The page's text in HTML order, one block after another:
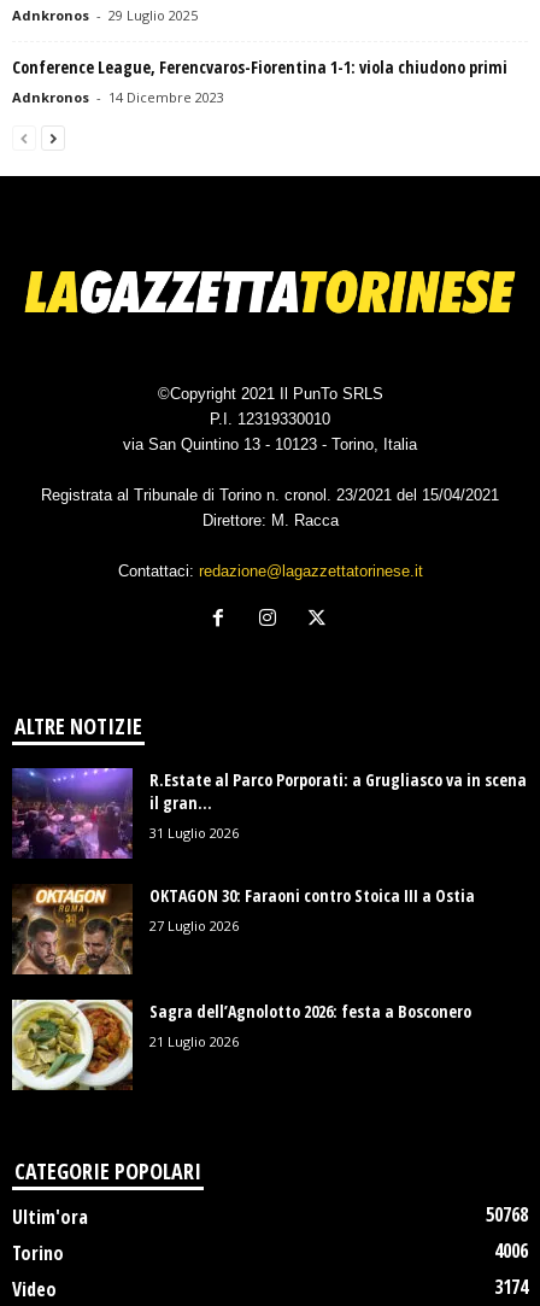
Adnkronos - 29 Luglio 2025
Conference League, Ferencvaros-Fiorentina 1-1: viola chiudono primi
Adnkronos - 14 Dicembre 2023
©Copyright 2021 Il PunTo SRLS
P.I. 12319330010
via San Quintino 13 - 10123 - Torino, Italia
Registrata al Tribunale di Torino n. cronol. 23/2021 del 15/04/2021
Direttore: M. Racca
Contattaci: redazione@lagazzettatorinese.it
ALTRE NOTIZIE
R.Estate al Parco Porporati: a Grugliasco va in scena
il gran...
31 Luglio 2026
OKTAGON 30: Faraoni contro Stoica III a Ostia
27 Luglio 2026
Sagra dell’Agnolotto 2026: festa a Bosconero
21 Luglio 2026
CATEGORIE POPOLARI
Ultim'ora
50768
Torino
4006
Video
3174